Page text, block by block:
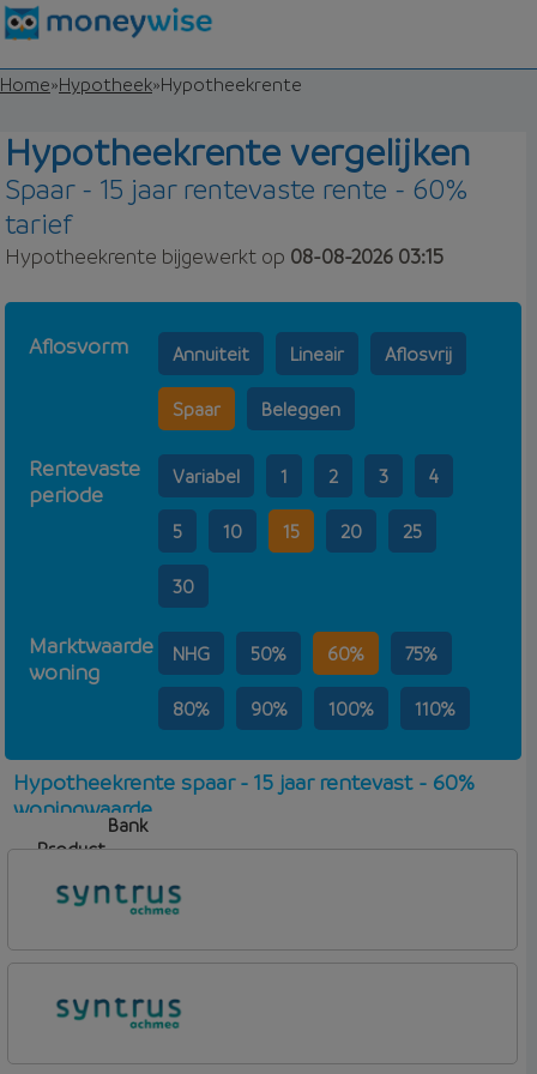
Home»Hypotheek»Hypotheekrente
Hypotheekrente vergelijken
Spaar - 15 jaar rentevaste rente - 60%
tarief
Hypotheekrente bijgewerkt op 08-08-2026 03:15
Aflosvorm Annuiteit Lineair Aflosvrij
Spaar Beleggen
Rentevaste
periode
Variabel 1 2 3 4
5 10 15 20 25
30
Marktwaarde
woning
NHG 50% 60% 75%
80% 90% 100% 110%
Hypotheekrente spaar - 15 jaar rentevast - 60%
woningwaarde
Bank
Product
Basis